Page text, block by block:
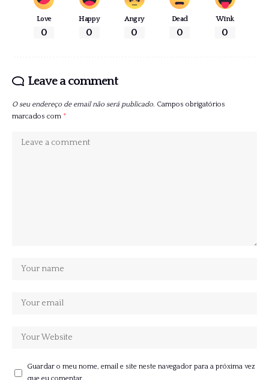
Love
0
Happy
0
Angry
0
Dead
0
Wink
0
Leave a comment
O seu endereço de email não será publicado. Campos obrigatórios
marcados com *
Guardar o meu nome, email e site neste navegador para a próxima vez